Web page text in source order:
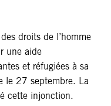
droits de l’homme
une aide
et réfugiées à sa
le 27 septembre. La
cette injonction.